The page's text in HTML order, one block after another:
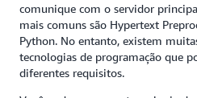
comunique com o servidor
mais comuns são Hypertext
Python. No entanto, existem
tecnologias de programação que
diferentes requisitos.